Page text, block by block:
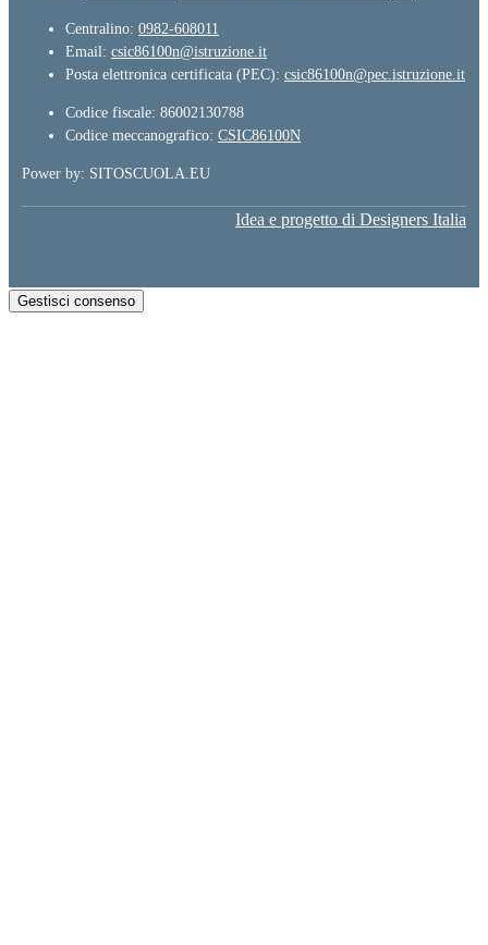
Centralino: 0982-608011
Email: csic86100n@istruzione.it
Posta elettronica certificata (PEC): csic86100n@pec.istruzione.it
Codice fiscale: 86002130788
Codice meccanografico: CSIC86100N
Power by: SITOSCUOLA.EU
Idea e progetto di Designers Italia
Gestisci consenso